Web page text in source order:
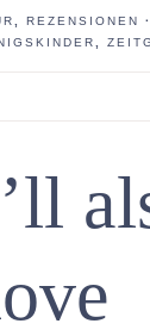
REZENSIONEN